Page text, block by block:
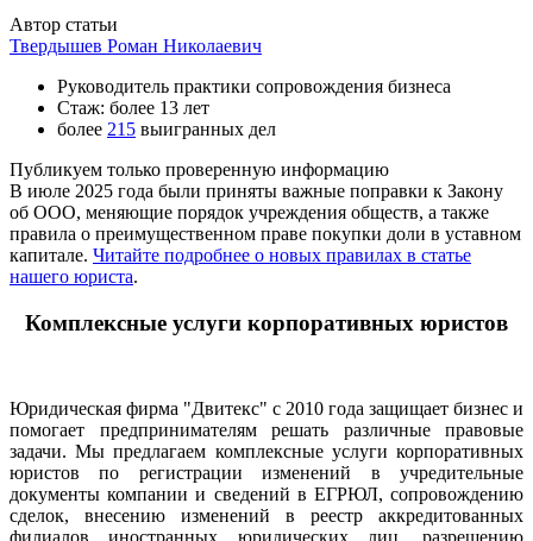
Автор статьи
Твердышев Роман Николаевич
Руководитель практики сопровождения бизнеса
Стаж: более 13 лет
более 215 выигранных дел
Публикуем только проверенную информацию
В июле 2025 года были приняты важные поправки к Закону
об ООО, меняющие порядок учреждения обществ, а также
правила о преимущественном праве покупки доли в уставном
капитале. Читайте подробнее о новых правилах в статье
нашего юриста.
Комплексные услуги корпоративных юристов
Юридическая фирма "Двитекс" с 2010 года защищает бизнес и
помогает предпринимателям решать различные правовые
задачи. Мы предлагаем комплексные услуги корпоративных
юристов по регистрации изменений в учредительные
документы компании и сведений в ЕГРЮЛ, сопровождению
сделок, внесению изменений в реестр аккредитованных